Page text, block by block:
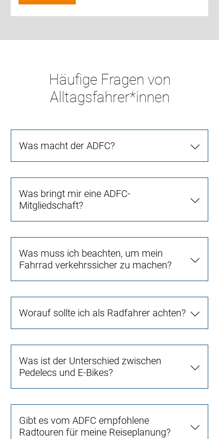
Häufige Fragen von
Alltagsfahrer*innen
Was macht der ADFC?
Was bringt mir eine ADFC-
Mitgliedschaft?
Was muss ich beachten, um mein
Fahrrad verkehrssicher zu machen?
Worauf sollte ich als Radfahrer achten?
Was ist der Unterschied zwischen
Pedelecs und E-Bikes?
Gibt es vom ADFC empfohlene
Radtouren für meine Reiseplanung?